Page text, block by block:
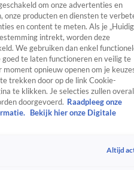
TV Algemeen
Tip
RealityCrimeVideo's
om onze advertenties en
onze producten en diensten te
en content te meten. Als je
intrekt, worden deze
We gebruiken dan enkel
te laten functioneren en veilig te
moment opnieuw openen om je
trekken door op de link Cookie-
te klikken. Je selecties zullen overal
doorgevoerd. Raadpleeg onze
Bekijk hier onze Digitale
Altijd